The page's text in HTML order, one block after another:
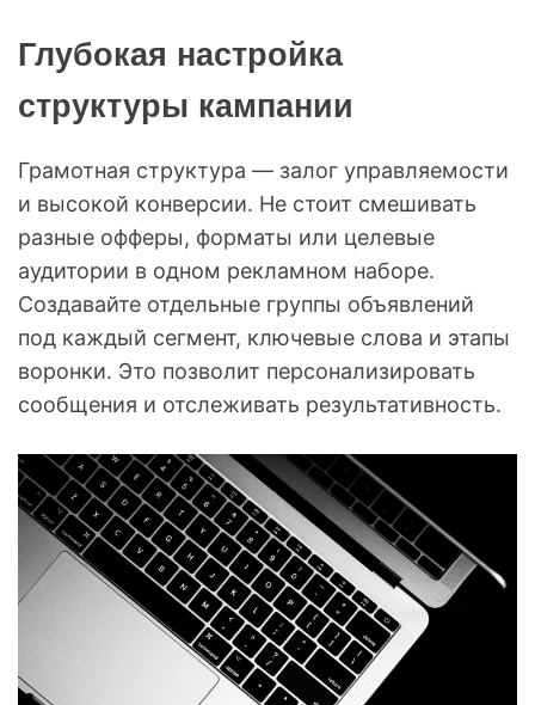
Глубокая настройка
структуры кампании
Грамотная структура — залог управляемости
и высокой конверсии. Не стоит смешивать
разные офферы, форматы или целевые
аудитории в одном рекламном наборе.
Создавайте отдельные группы объявлений
под каждый сегмент, ключевые слова и этапы
воронки. Это позволит персонализировать
сообщения и отслеживать результативность.